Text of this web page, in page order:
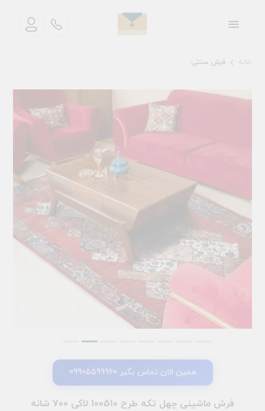
خانه فرش سنتی
همین الان تماس بگیر 09905599960
فرش ماشینی چهل تکه طرح 100510 لاکی 700 شانه